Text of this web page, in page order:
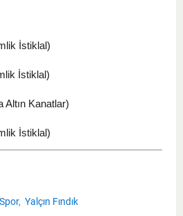
İstiklal)
İstiklal)
Altın Kanatlar)
İstiklal)
Spor Yalçın Fındık